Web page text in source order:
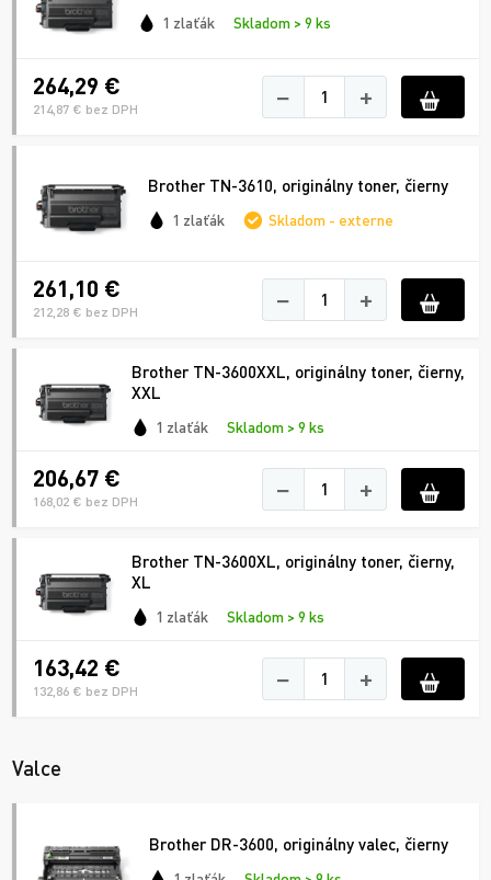
1 zlaťák Skladom > 9 ks
264,29 €
214,87 € bez DPH − +
Brother TN-3610, originálny toner, čierny
1 zlaťák Skladom - externe
261,10 €
212,28 € bez DPH − +
Brother TN-3600XXL, originálny toner, čierny,
XXL
1 zlaťák Skladom > 9 ks
206,67 €
168,02 € bez DPH − +
Brother TN-3600XL, originálny toner, čierny,
XL
1 zlaťák Skladom > 9 ks
163,42 €
132,86 € bez DPH − +
Valce
Brother DR-3600, originálny valec, čierny